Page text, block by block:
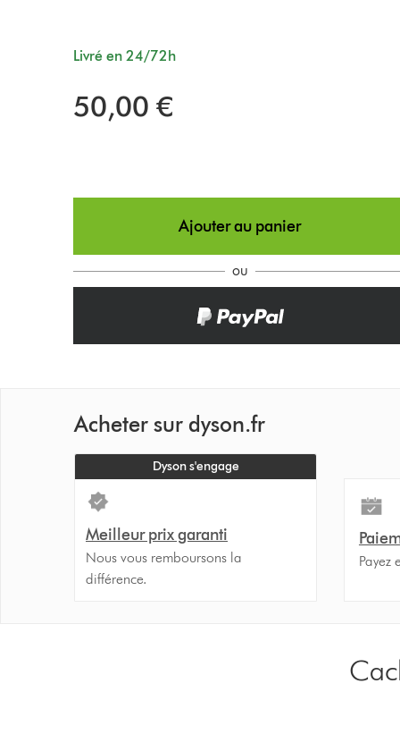
Livré en 24/72h
50,00 €
Ajouter au panier
ou
Acheter sur dyson.fr
Dyson s'engage
Meilleur prix garanti
Nous vous remboursons la
différence.
Payez